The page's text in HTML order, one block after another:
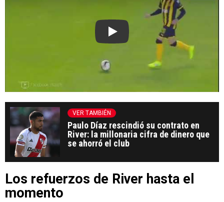
Play
VER TAMBIÉN
Paulo Díaz rescindió su contrato en
River: la millonaria cifra de dinero que
se ahorró el club
Los refuerzos de River hasta el
momento